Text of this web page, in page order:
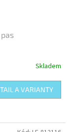
Skladem
A VARIANTY